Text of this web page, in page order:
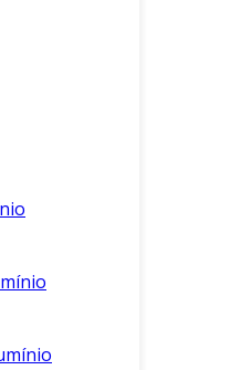
várias
são
para a
se destacam
garantem